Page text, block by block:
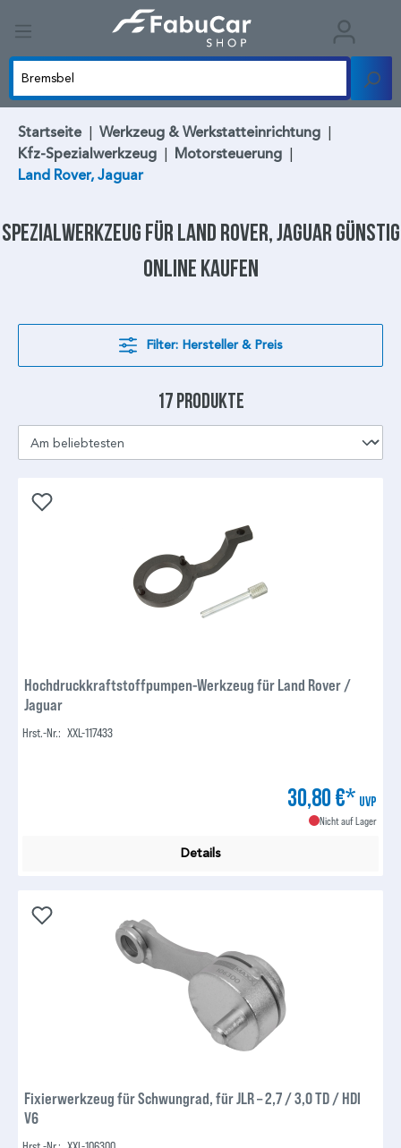
Startseite | Werkzeug & Werkstatteinrichtung |
Kfz-Spezialwerkzeug | Motorsteuerung |
Land Rover, Jaguar
Spezialwerkzeug für Land Rover, Jaguar günstig
online kaufen
Filter: Hersteller & Preis
17 Produkte
Hochdruckkraftstoffpumpen-Werkzeug für Land Rover /
Jaguar
Hrst.-Nr.: XXL-117433
30,80 €* UVP
Nicht auf Lager
Details
Fixierwerkzeug für Schwungrad, für JLR – 2,7 / 3,0 TD / HDI
V6